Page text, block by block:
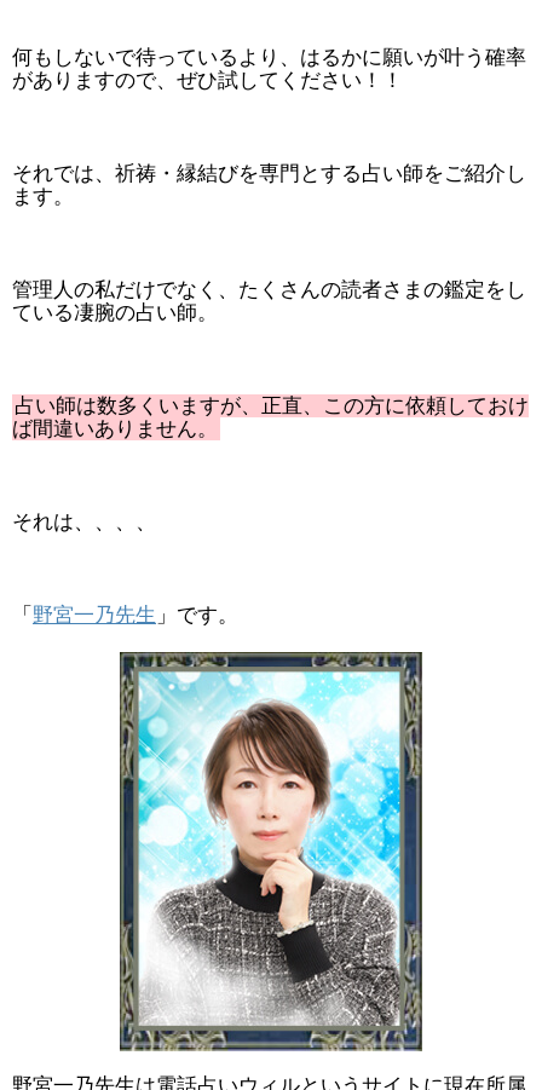
何もしないで待っているより、はるかに願いが叶う確率
がありますので、ぜひ試してください！！
それでは、祈祷・縁結びを専門とする占い師をご紹介し
ます。
管理人の私だけでなく、たくさんの読者さまの鑑定をし
ている凄腕の占い師。
占い師は数多くいますが、正直、この方に依頼しておけ
ば間違いありません。
それは、、、、
「 野宮一乃先生 」です。